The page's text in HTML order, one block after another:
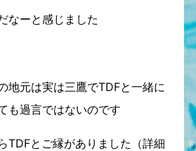
なーと感じました
地元は実は三鷹でTDFと一緒に
も過言ではないのです
TDFとご縁がありました（詳細